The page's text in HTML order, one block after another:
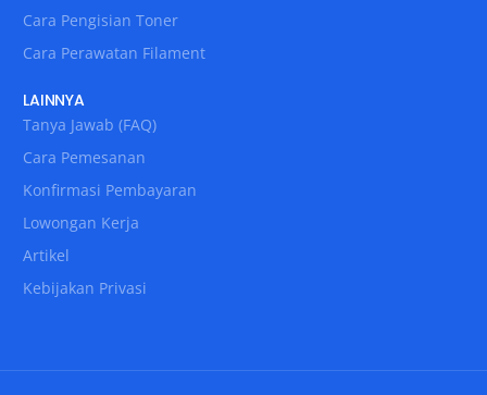
Cara Pengisian Toner
Cara Perawatan Filament
LAINNYA
Tanya Jawab (FAQ)
Cara Pemesanan
Konfirmasi Pembayaran
Lowongan Kerja
Artikel
Kebijakan Privasi